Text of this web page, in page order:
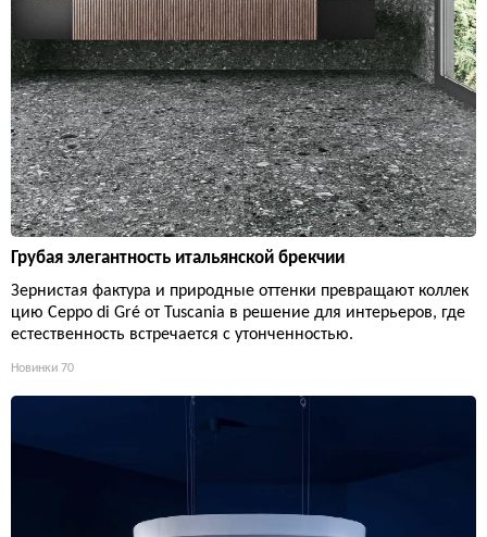
Грубая элегантность итальянской брекчии
Зернистая фактура и природные оттенки превращают коллек
цию Ceppo di Gré от Tuscania в решение для интерьеров, где
естественность встречается с утонченностью.
Новинки 70